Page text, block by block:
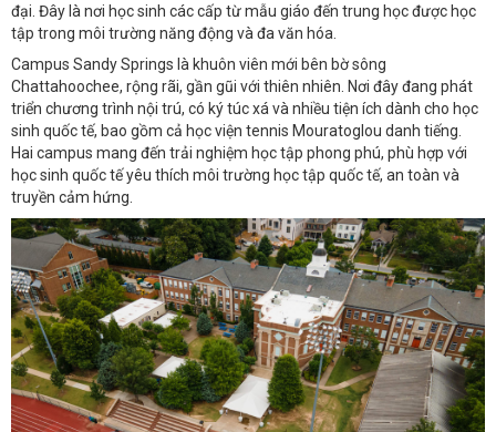
đại. Đây là nơi học sinh các cấp từ mẫu giáo đến trung học được học
tập trong môi trường năng động và đa văn hóa.
Campus Sandy Springs là khuôn viên mới bên bờ sông
Chattahoochee, rộng rãi, gần gũi với thiên nhiên. Nơi đây đang phát
triển chương trình nội trú, có ký túc xá và nhiều tiện ích dành cho học
sinh quốc tế, bao gồm cả học viện tennis Mouratoglou danh tiếng.
Hai campus mang đến trải nghiệm học tập phong phú, phù hợp với
học sinh quốc tế yêu thích môi trường học tập quốc tế, an toàn và
truyền cảm hứng.